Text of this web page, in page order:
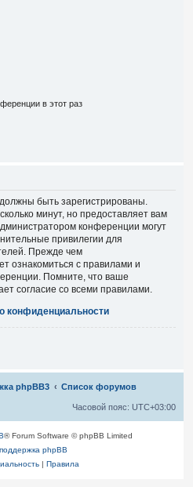
в этот раз
быть зарегистрированы.
минут, но предоставляет вам
конференции могут
привилегии для
Прежде чем
ознакомиться с правилами и
Помните, что ваше
согласие со всеми правилами.
конфиденциальности
phpBB3 Список форумов
Часовой пояс: UTC+03:00
® Forum Software © phpBB Limited
phpBB
| Правила